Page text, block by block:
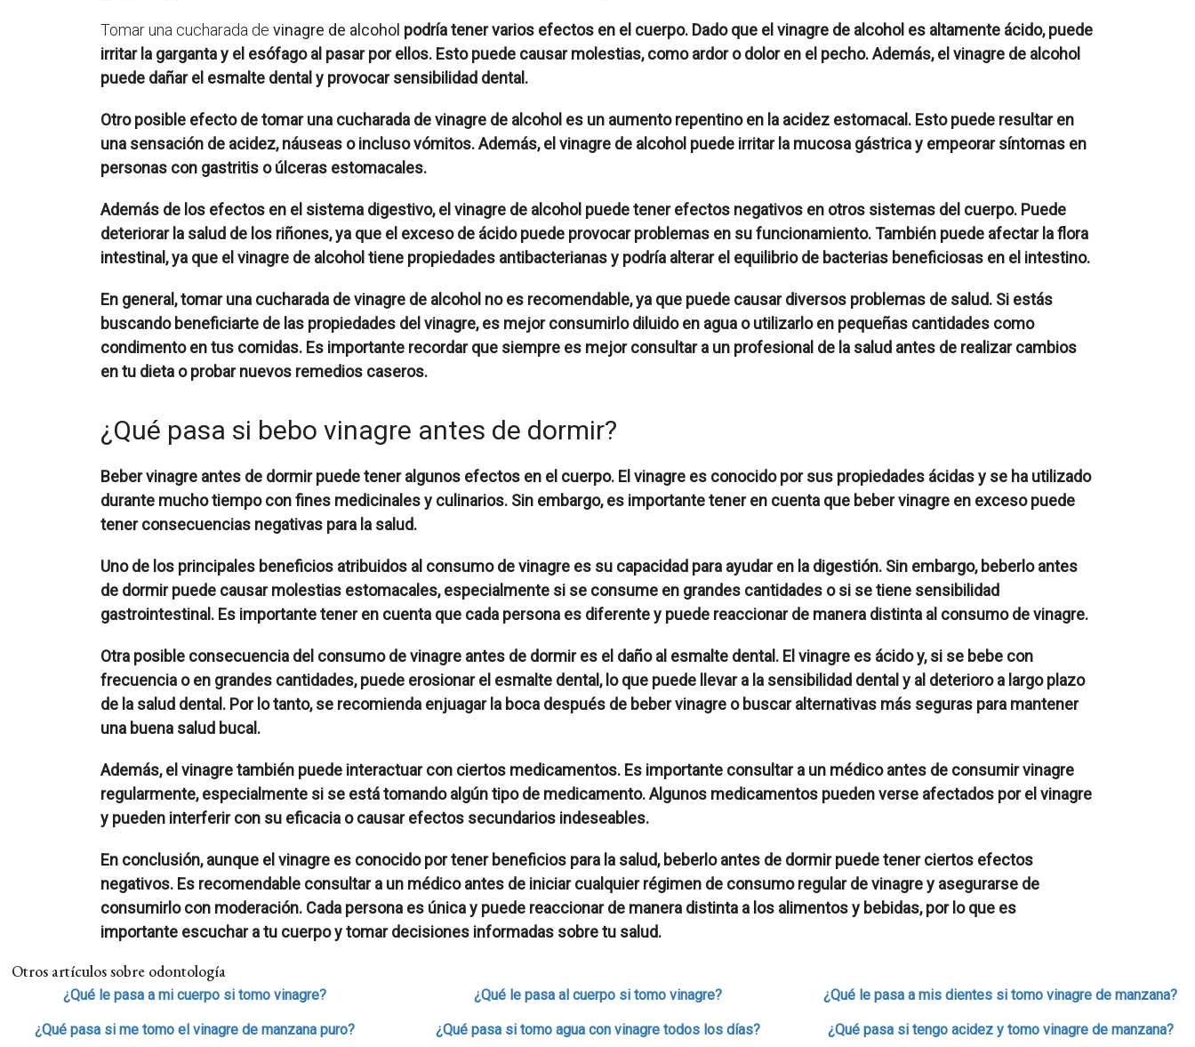
Tomar una cucharada devinagre de alcohol podría tener varios efectos en el cuerpo. Dado que el vinagre de alcohol es altamente ácido, puede
irritar la garganta y el esófago al pasar por ellos. Esto puede causar molestias, como ardor o dolor en el pecho. Además, el vinagre de alcohol
puede dañar el esmalte dental y provocar sensibilidad dental.
Otro posible efecto de tomar una cucharada de vinagre de alcohol es un aumento repentino en la acidez estomacal. Esto puede resultar en
una sensación de acidez, náuseas o incluso vómitos. Además, el vinagre de alcohol puede irritar la mucosa gástrica y empeorar síntomas en
personas con gastritis o úlceras estomacales.
Además de los efectos en el sistema digestivo, el vinagre de alcohol puede tener efectos negativos en otros sistemas del cuerpo. Puede
deteriorar la salud de los riñones, ya que el exceso de ácido puede provocar problemas en su funcionamiento. También puede afectar la flora
intestinal, ya que el vinagre de alcohol tiene propiedades antibacterianas y podría alterar el equilibrio de bacterias beneficiosas en el intestino.
En general, tomar una cucharada de vinagre de alcohol no es recomendable, ya que puede causar diversos problemas de salud. Si estás
buscando beneficiarte de las propiedades del vinagre, es mejor consumirlo diluido en agua o utilizarlo en pequeñas cantidades como
condimento en tus comidas. Es importante recordar que siempre es mejor consultar a un profesional de la salud antes de realizar cambios
en tu dieta o probar nuevos remedios caseros.
¿Qué pasa si bebo vinagre antes de dormir?
Beber vinagre antes de dormir puede tener algunos efectos en el cuerpo. El vinagre es conocido por sus propiedades ácidas y se ha utilizado
durante mucho tiempo con fines medicinales y culinarios. Sin embargo, es importante tener en cuenta que beber vinagre en exceso puede
tener consecuencias negativas para la salud.
Uno de los principales beneficios atribuidos al consumo de vinagre es su capacidad para ayudar en la digestión. Sin embargo, beberlo antes
de dormir puede causar molestias estomacales, especialmente si se consume en grandes cantidades o si se tiene sensibilidad
gastrointestinal. Es importante tener en cuenta que cada persona es diferente y puede reaccionar de manera distinta al consumo de vinagre.
Otra posible consecuencia del consumo de vinagre antes de dormir es el daño al esmalte dental. El vinagre es ácido y, si se bebe con
frecuencia o en grandes cantidades, puede erosionar el esmalte dental, lo que puede llevar a la sensibilidad dental y al deterioro a largo plazo
de la salud dental. Por lo tanto, se recomienda enjuagar la boca después de beber vinagre o buscar alternativas más seguras para mantener
una buena salud bucal.
Además, el vinagre también puede interactuar con ciertos medicamentos. Es importante consultar a un médico antes de consumir vinagre
regularmente, especialmente si se está tomando algún tipo de medicamento.Algunos medicamentos pueden verse afectados por el vinagre
y pueden interferir con su eficacia o causar efectos secundarios indeseables.
En conclusión, aunque el vinagre es conocido por tener beneficios para la salud, beberlo antes de dormir puede tener ciertos efectos
negativos. Es recomendable consultar a un médico antes de iniciar cualquier régimen de consumo regular de vinagre y asegurarse de
consumirlo con moderación. Cada persona es única y puede reaccionar de manera distinta a los alimentos y bebidas, por lo que es
importante escuchar a tu cuerpo y tomar decisiones informadas sobre tu salud.
Otros artículos sobre odontología
¿Qué le pasa a mi cuerpo si tomo vinagre? ¿Qué le pasa al cuerpo si tomo vinagre? ¿Qué le pasa a mis dientes si tomo vinagre de manzana?
¿Qué pasa si me tomo el vinagre de manzana puro? ¿Qué pasa si tomo agua con vinagre todos los días? ¿Qué pasa si tengo acidez y tomo vinagre de manzana?